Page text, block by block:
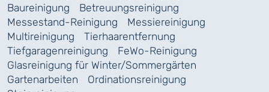
Baureinigung
Betreuungsreinigung
Messestand-Reinigung
Messiereinigung
Multireinigung
Tierhaarentfernung
Tiefgaragenreinigung
FeWo-Reinigung
Glasreinigung für Winter/Sommergärten
Gartenarbeiten
Ordinationsreinigung